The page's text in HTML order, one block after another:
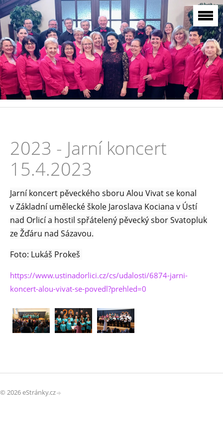
2023 - Jarní koncert
15.4.2023
Jarní koncert pěveckého sboru Alou Vivat se konal
v Základní umělecké škole Jaroslava Kociana v Ústí
nad Orlicí a hostil spřátelený pěvecký sbor Svatopluk
ze Žďáru nad Sázavou.
Foto: Lukáš Prokeš
https://www.ustinadorlici.cz/cs/udalosti/6874-jarni-
koncert-alou-vivat-se-povedl?prehled=0
© 2026 eStránky.cz